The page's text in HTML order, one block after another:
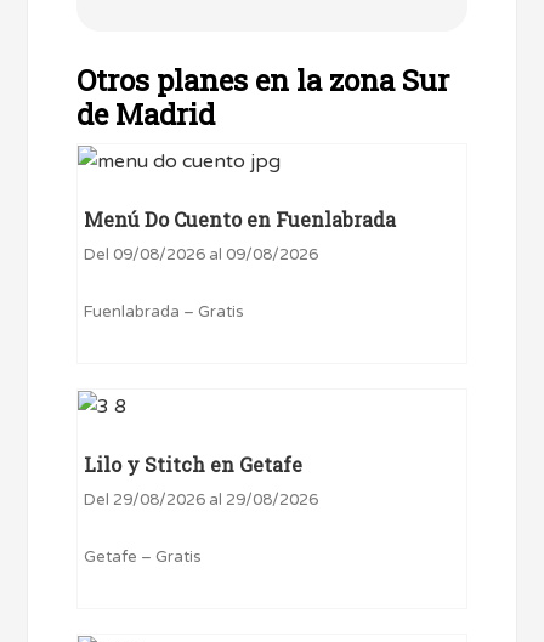
Otros planes en la zona Sur
de Madrid
Menú Do Cuento en Fuenlabrada
Del 09/08/2026 al 09/08/2026
Fuenlabrada – Gratis
Lilo y Stitch en Getafe
Del 29/08/2026 al 29/08/2026
Getafe – Gratis